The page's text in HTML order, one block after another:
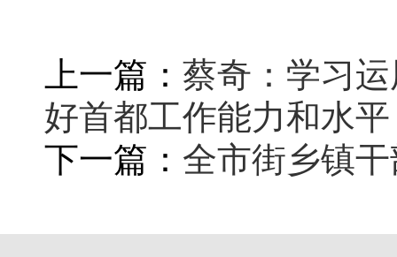
上一篇： 蔡奇：学习
好首都工作能力和水平
下一篇： 全市街乡镇